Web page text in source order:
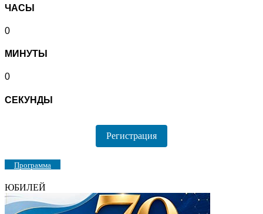
ЧАСЫ
0
МИНУТЫ
0
СЕКУНДЫ
Регистрация
Программа
ЮБИЛЕЙ